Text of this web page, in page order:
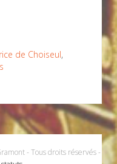
de Choiseul,
- Tous droits réservés -